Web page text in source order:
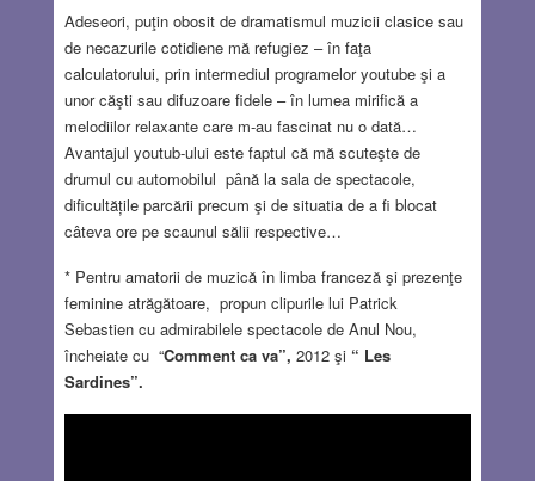
Adeseori, puţin obosit de dramatismul muzicii clasice sau
de necazurile cotidiene mă refugiez – în faţa
calculatorului, prin intermediul programelor youtube şi a
unor căşti sau difuzoare fidele – în lumea mirifică a
melodiilor relaxante care m-au fascinat nu o dată…
Avantajul youtub-ului este faptul că mă scuteşte de
drumul cu automobilul până la sala de spectacole,
dificultățile parcării precum şi de situatia de a fi blocat
câteva ore pe scaunul sălii respective…
* Pentru amatorii de muzică în limba franceză şi prezenţe
feminine atrăgătoare, propun clipurile lui Patrick
Sebastien cu admirabilele spectacole de Anul Nou,
încheiate cu “Comment ca va”, 2012 şi “ Les
Sardines”.